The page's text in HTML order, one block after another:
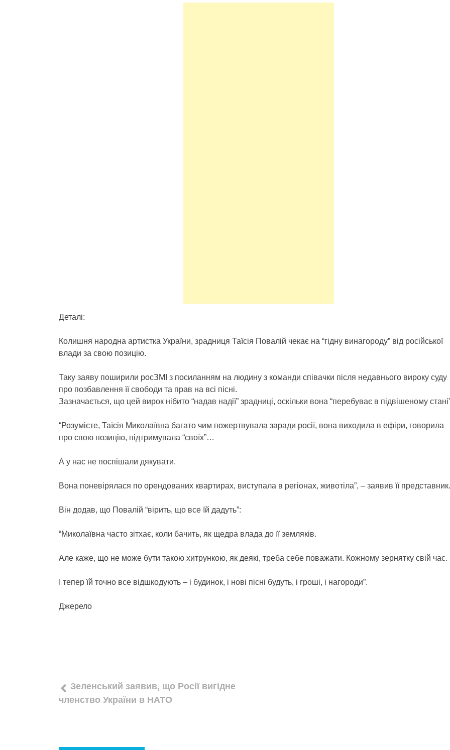
Деталі:
Колишня народна артистка України, зрадниця Таїсія Повалій чекає на “гідну винагороду” від російської
влади за свою позицію.
Таку заяву поширили росЗМІ з посиланням на людину з команди співачки після недавнього вироку суду
про позбавлення її свободи та прав на всі пісні.
Зазначається, що цей вирок нібито “надав надії” зрадниці, оскільки вона “перебуває в підвішеному
“Розумієте, Таїсія Миколаївна багато чим пожертвувала заради росії, вона виходила в ефіри, говорила
про свою позицію, підтримувала “своїх”…
А у нас не поспішали дякувати.
Вона поневірялася по орендованих квартирах, виступала в регіонах, животіла”, – заявив її представник.
Він додав, що Повалій “вірить, що все їй дадуть”:
“Миколаївна часто зітхає, коли бачить, як щедра влада до її земляків.
Але каже, що не може бути такою хитрункою, як деякі, треба себе поважати. Кожному зернятку свій час.
І тепер їй точно все відшкодують – і будинок, і нові пісні будуть, і гроші, і нагороди”.
Джерело
Навігація
записів
Зеленський заявив, що Росії вигідне
членство України в НАТО